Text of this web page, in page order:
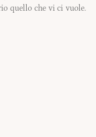
quello che vi ci vuole.